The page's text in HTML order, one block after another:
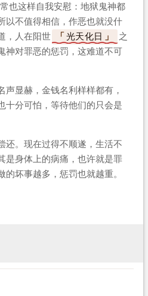
也这样自我安慰：地狱鬼神都
以不值得相信，作恶也就没什
，人在阳世
光天化日
之
神对罪恶的惩罚，这难道不可
声显赫，金钱名利样样都有，
十分可怕，等待他们的只会是
还。现在过得不顺遂，生活不
是身体上的病痛，也许就是罪
坏事越多，惩罚也就越重。